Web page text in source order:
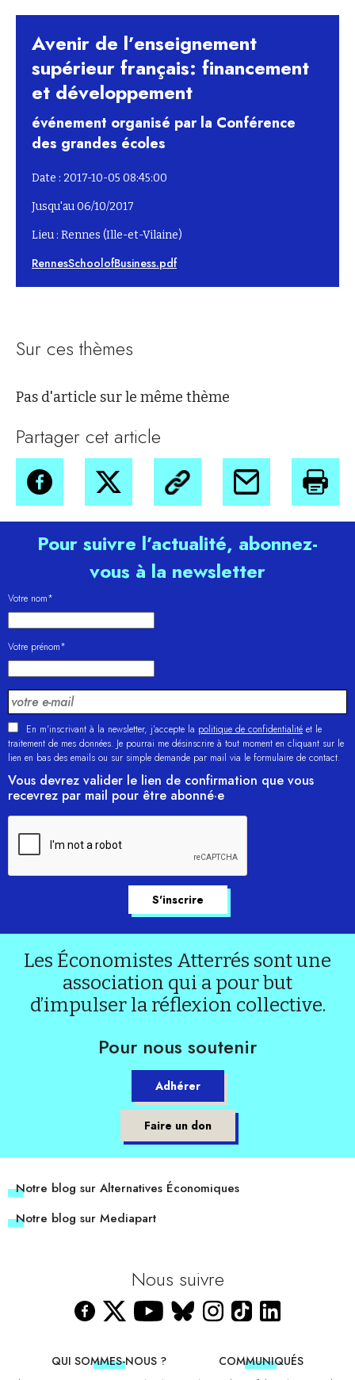
Avenir de l’enseignement
supérieur français: financement
et développement
événement organisé par la Conférence
des grandes écoles
Date : 2017-10-05 08:45:00
Jusqu'au 06/10/2017
Lieu : Rennes (Ille-et-Vilaine)
RennesSchoolofBusiness.pdf
Sur ces thèmes
Pas d'article sur le même thème
Partager cet article
Pour suivre l’actualité, abonnez-
vous à la newsletter
Votre nom*
Votre prénom*
En m'inscrivant à la newsletter, j’accepte la politique de confidentialité et le
traitement de mes données. Je pourrai me désinscrire à tout moment en cliquant sur le
lien en bas des emails ou sur simple demande par mail via le formulaire de contact.
Vous devrez valider le lien de confirmation que vous
recevrez par mail pour être abonné·e
Les Économistes Atterrés sont une
association qui a pour but
d’impulser la réflexion collective.
Pour nous soutenir
Adhérer
Faire un don
Notre blog sur Alternatives Économiques
Notre blog sur Mediapart
Nous suivre
QUI SOMMES-NOUS ?
COMMUNIQUÉS